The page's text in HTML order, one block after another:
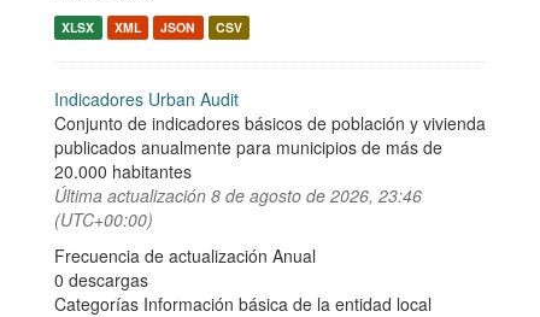
XLSX XML JSON CSV
Indicadores Urban Audit
Conjunto de indicadores básicos de población y vivienda
publicados anualmente para municipios de más de
20.000 habitantes
Última actualización 8 de agosto de 2026, 23:46
(UTC+00:00)
Frecuencia de actualización Anual
0 descargas
Categorías Información básica de la entidad local